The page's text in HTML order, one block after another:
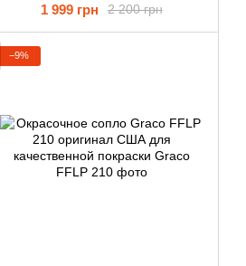
2 200 грн
1 999 грн
−9%